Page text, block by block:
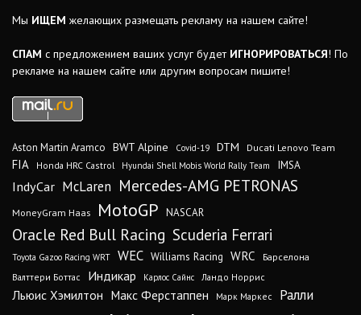
Мы ИЩЕМ желающих размещать рекламу на нашем сайте!
СПАМ с предложением ваших услуг будет ИГНОРИРОВАТЬСЯ! По
рекламе на нашем сайте или другим вопросам пишите!
Aston Martin Aramco BWT Alpine Covid-19 DTM Ducati Lenovo Team
FIA Honda HRC Castrol Hyundai Shell Mobis World Rally Team IMSA
IndyCar McLaren Mercedes-AMG PETRONAS
MoneyGram Haas MotoGP NASCAR
Oracle Red Bull Racing Scuderia Ferrari
Toyota Gazoo Racing WRT WEC Williams Racing WRC
Барселона
Валттери Боттас
Индикар Карлос Сайнс Ландо Норрис
Льюис Хэмилтон Макс Ферстаппен Марк Маркес Ралли